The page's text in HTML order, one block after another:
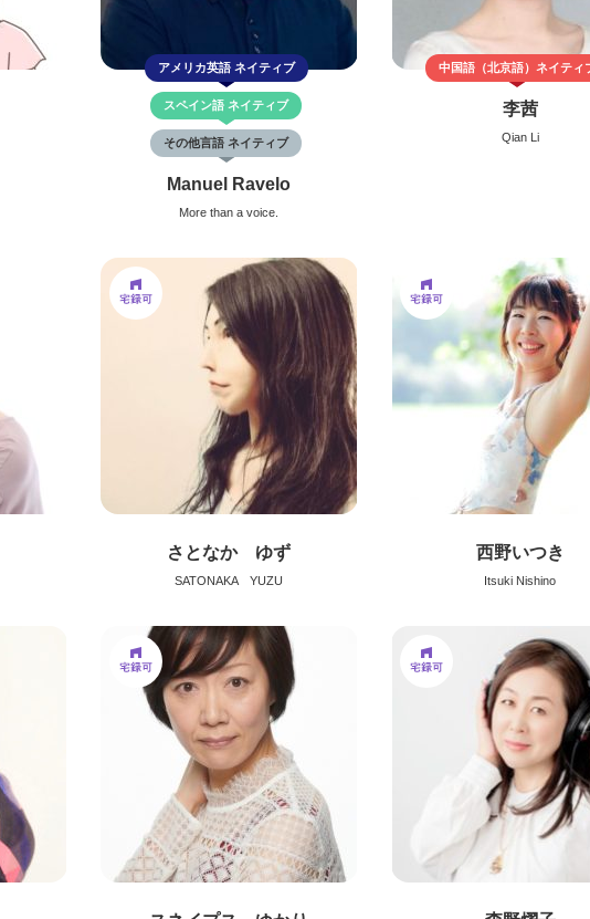
アメリカ英語 ネイティブ
スペイン語ネイティブ
その他言語 ネイティブ
Manuel Ravelo
More than a voice.
中国語（北京語） ネイティ
李茜
Qian Li
さとなか ゆず
SATONAKA YUZU
西野いつき
Itsuki Nishino